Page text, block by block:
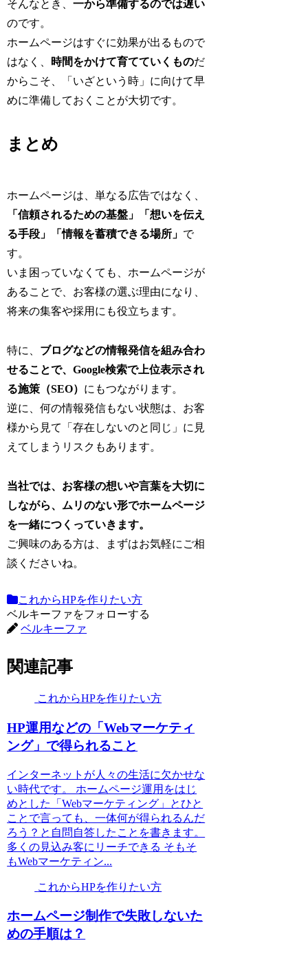
そんなとき、一から準備するのでは遅い
のです。
ホームページはすぐに効果が出るもので
はなく、
時間をかけて育てていくものだ
からこそ、「いざという時」に向けて早
めに準備しておくことが大切です。
まとめ
ホームページは、単なる広告ではなく、
「信頼されるための基盤」「想いを伝え
る手段」「情報を蓄積できる場所」 で
す。
いま困っていなくても、ホームページが
あることで、お客様の選ぶ理由になり、
将来の集客や採用にも役立ちます。
特に、 ブログなどの情報発信を組み合わ
せることで、Google検索で上位表示され
る施策（SEO） にもつながります。
逆に、何の情報発信もない状態は、お客
様から見て「存在しないのと同じ」に見
えてしまうリスクもあります。
当社では、お客様の想いや言葉を大切に
しながら、ムリのない形でホームページ
を一緒につくっていきます。
ご興味のある方は、まずはお気軽にご相
談くださいね。
これからHPを作りたい方
ベルキーファをフォローする
ベルキーファ
関連記事
これからHPを作りたい方
HP運用などの「Webマーケティ
ング」で得られること
インターネットが人々の生活に欠かせな
い時代です。 ホームページ運用をはじ
めとした「Webマーケティング」とひと
ことで言っても、一体何が得られるんだ
ろう？と自問自答したことを書きます。
多くの見込み客にリーチできる そもそ
もWebマーケティン...
これからHPを作りたい方
ホームページ制作で失敗しないた
めの手順は？